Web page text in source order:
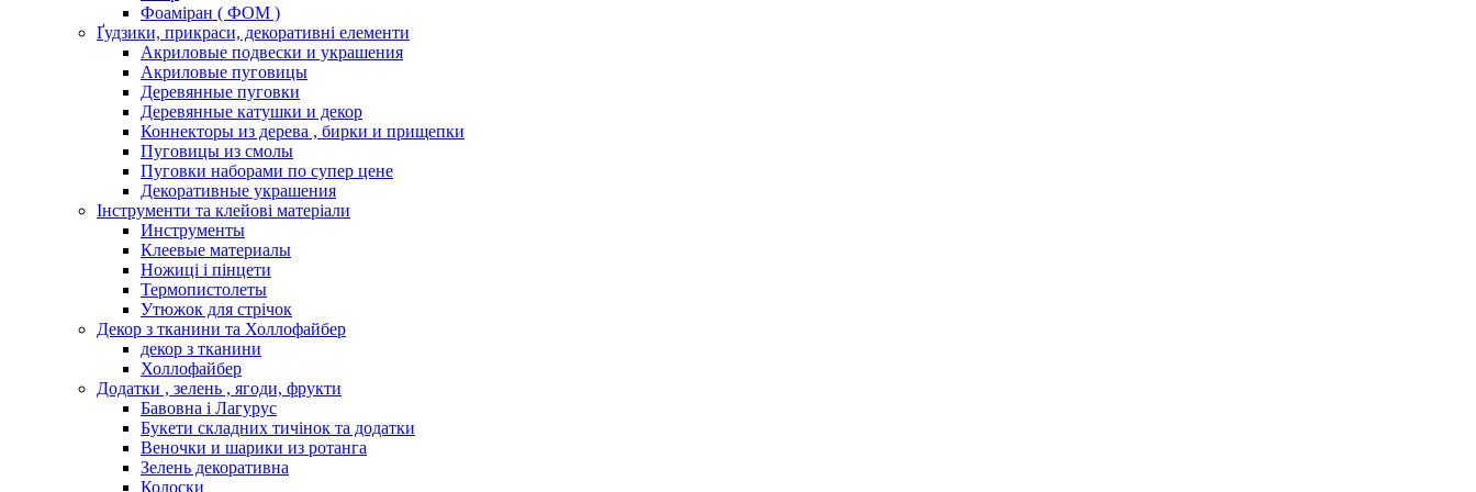
Фоаміран ( ФОМ )
Ґудзики, прикраси, декоративні елементи
Акриловые подвески и украшения
Акриловые пуговицы
Деревянные пуговки
Деревянные катушки и декор
Коннекторы из дерева , бирки и прищепки
Пуговицы из смолы
Пуговки наборами по супер цене
Декоративные украшения
Інструменти та клейові матеріали
Инструменты
Клеевые материалы
Ножиці і пінцети
Термопистолеты
Утюжок для стрічок
Декор з тканини та Холлофайбер
декор з тканини
Холлофайбер
Додатки , зелень , ягоди, фрукти
Бавовна і Лагурус
Букети складних тичінок та додатки
Веночки и шарики из ротанга
Зелень декоративна
Колоски